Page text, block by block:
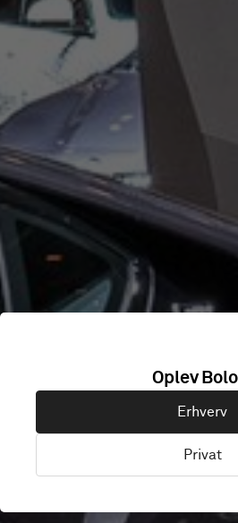
BMW
München,
Oplev
Erhverv
Privat